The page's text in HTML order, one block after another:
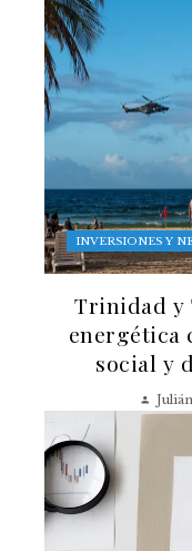
INVERSIONES Y
Trinidad y
energética
social y